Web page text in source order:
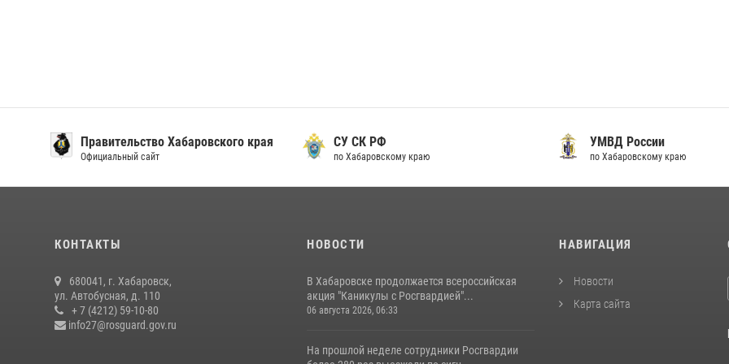
Правительство Хабаровского края
Официальный сайт
СУ СК РФ
по Хабаровскому краю
УМВД России
по Хабаровскому краю
КОНТАКТЫ
680041, г. Хабаровск,
ул. Автобусная, д. 110
+ 7 (4212) 59-10-80
info27@rosguard.gov.ru
НОВОСТИ
В Хабаровске продолжается всероссийская
акция "Каникулы с Росгвардией"...
06 августа 2026, 06:33
На прошлой неделе сотрудники Росгвардии
НАВИГАЦИЯ
Новости
Карта сайта